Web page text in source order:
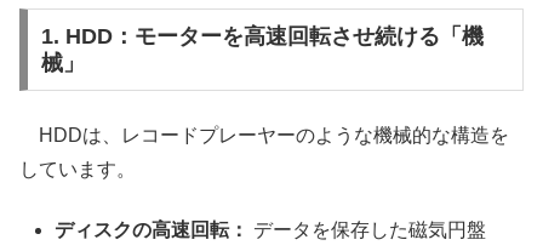
1. HDD：モーターを高速回転させ続ける「機
械」
HDDは、レコードプレーヤーのような機械的な構造を
しています。
ディスクの高速回転：
データを保存した磁気円盤